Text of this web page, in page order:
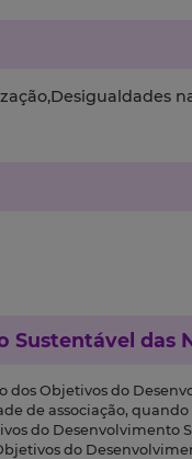
das
Objetivos do
de associação,
do Desenvolvimento
do